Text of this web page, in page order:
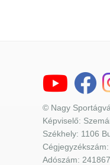
© Nagy
Képviselő:
Székhely: 1106
Adószám: